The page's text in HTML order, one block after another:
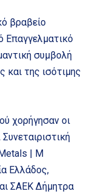
βραβείο
Επαγγελματικό
συμβολή
της ισότιμης
χορήγησαν οι
| M
Ελλάδος,
ΣΑΕΚ Δήμητρα